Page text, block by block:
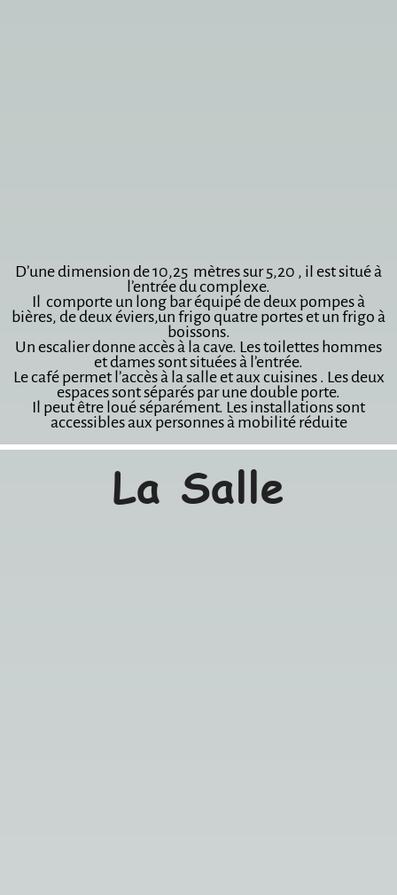
D’une dimension de 10,25 mètres sur 5,20 , il est situé à
l’entrée du complexe.
Il comporte un long bar équipé de deux pompes à
bières, de deux éviers,un frigo quatre portes et un frigo à
boissons.
Un escalier donne accès à la cave. Les toilettes hommes
et dames sont situées à l’entrée.
Le café permet l’accès à la salle et aux cuisines . Les deux
espaces sont séparés par une double porte.
Il peut être loué séparément. Les installations sont
accessibles aux personnes à mobilité réduite
La Salle